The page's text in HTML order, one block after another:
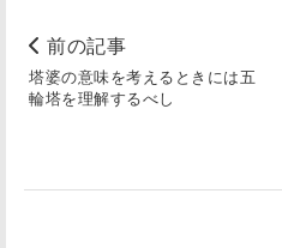
前の記事
塔婆の意味を考えるときには五
輪塔を理解するべし